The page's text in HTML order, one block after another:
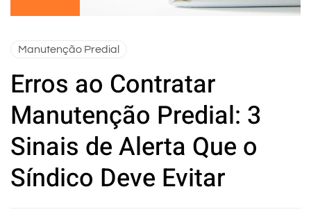
Manutenção Predial
Erros ao Contratar
Manutenção Predial: 3
Sinais de Alerta Que o
Síndico Deve Evitar